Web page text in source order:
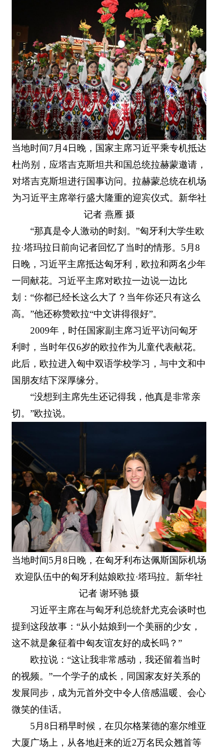
当地时间7月4日晚，国家主席习近平乘专机抵达
杜尚别，应塔吉克斯坦共和国总统拉赫蒙邀请，
对塔吉克斯坦进行国事访问。拉赫蒙总统在机场
为习近平主席举行盛大隆重的迎宾仪式。新华社
记者 燕雁 摄
“那真是令人激动的时刻。”匈牙利大学生欧
拉·塔玛拉日前向记者回忆了当时的情形。5月8
日晚，习近平主席抵达匈牙利，欧拉和两名少年
一同献花。习近平主席对欧拉一边说一边比
划：“你都已经长这么大了？当年你还只有这么
高。”他还称赞欧拉“中文讲得很好”。
2009年，时任国家副主席习近平访问匈牙
利时，当时年仅6岁的欧拉作为儿童代表献花。
此后，欧拉进入匈中双语学校学习，与中文和中
国朋友结下深厚缘分。
“没想到主席先生还记得我，他真是非常亲
切。”欧拉说。
当地时间5月8日晚，在匈牙利布达佩斯国际机场
欢迎队伍中的匈牙利姑娘欧拉·塔玛拉。新华社
记者 谢环驰 摄
习近平主席在与匈牙利总统舒尤克会谈时也
提到这段故事：“从小姑娘到一个美丽的少女，
这不就是象征着中匈友谊友好的成长吗？”
欧拉说：“这让我非常感动，我还留着当时
的视频。”一个学子的成长，同国家友好关系的
发展同步，成为元首外交中令人倍感温暖、会心
微笑的佳话。
5月8日稍早时候，在贝尔格莱德的塞尔维亚
大厦广场上，从各地赶来的近2万名民众翘首等